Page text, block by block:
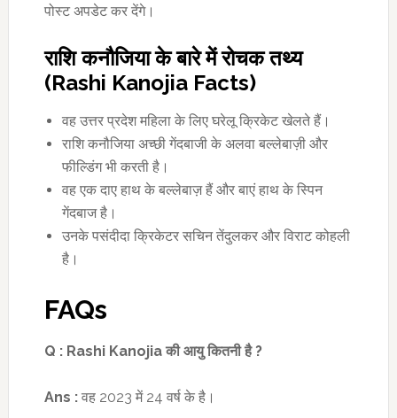
पोस्ट अपडेट कर देंगे।
राशि कनौजिया के बारे में रोचक तथ्य
(Rashi Kanojia Facts)
वह उत्तर प्रदेश महिला के लिए घरेलू क्रिकेट खेलते हैं।
राशि कनौजिया अच्छी गेंदबाजी के अलवा बल्लेबाज़ी और
फील्डिंग भी करती है।
वह एक दाए हाथ के बल्लेबाज़ हैं और बाएं हाथ के स्पिन
गेंदबाज है।
उनके पसंदीदा क्रिकेटर सचिन तेंदुलकर और विराट कोहली
है।
FAQs
Q : Rashi Kanojiaकी आयु कितनी है ?
Ans :वह 2023 में 24 वर्ष के है।